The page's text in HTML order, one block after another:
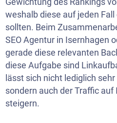
weshalb diese auf jeden
sollten. Beim
SEO Agentur in Isernhagen
gerade diese relevanten
diese Aufgabe sind
lässt sich nicht lediglich
sondern auch der Traffic
steigern.